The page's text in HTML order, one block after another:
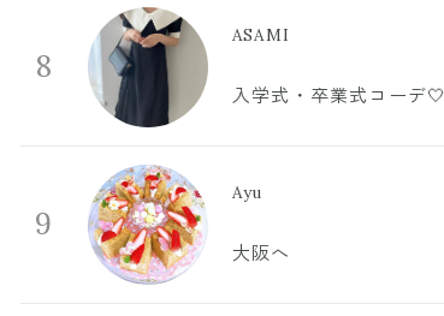
8
ASAMI
入学式・卒業式コーデ🤍
9
Ayu
大阪へ